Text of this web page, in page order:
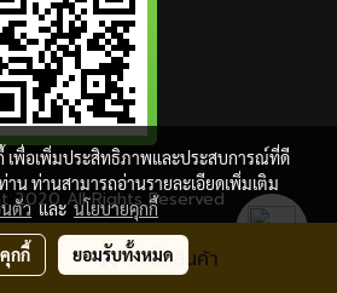
สั่งซื้อสินค้า
2020 All Rights Reserved
ชมวันนี้ 1
เพื่อเพิ่มประสิทธิภาพและประสบการณ์ที่ดี
าน ท่านสามารถอ่านรายละเอียดเพิ่มเติม
ตัวและนโยบายคุกกี้
กกี้ ยอมรับทั้งหมด